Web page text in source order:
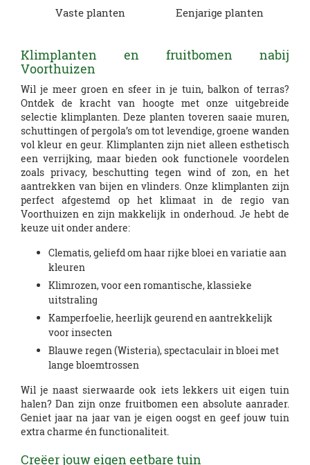
Vaste planten Eenjarige planten
Klimplanten en fruitbomen nabij
Voorthuizen
Wil je meer groen en sfeer in je tuin, balkon of terras?
Ontdek de kracht van hoogte met onze uitgebreide
selectie klimplanten. Deze planten toveren saaie muren,
schuttingen of pergola’s om tot levendige, groene wanden
vol kleur en geur. Klimplanten zijn niet alleen esthetisch
een verrijking, maar bieden ook functionele voordelen
zoals privacy, beschutting tegen wind of zon, en het
aantrekken van bijen en vlinders. Onze klimplanten zijn
perfect afgestemd op het klimaat in de regio van
Voorthuizen en zijn makkelijk in onderhoud. Je hebt de
keuze uit onder andere:
Clematis, geliefd om haar rijke bloei en variatie aan
kleuren
Klimrozen, voor een romantische, klassieke
uitstraling
Kamperfoelie, heerlijk geurend en aantrekkelijk
voor insecten
Blauwe regen (Wisteria), spectaculair in bloei met
lange bloemtrossen
Wil je naast sierwaarde ook iets lekkers uit eigen tuin
halen? Dan zijn onze fruitbomen een absolute aanrader.
Geniet jaar na jaar van je eigen oogst en geef jouw tuin
extra charme én functionaliteit.
Creëer jouw eigen eetbare tuin